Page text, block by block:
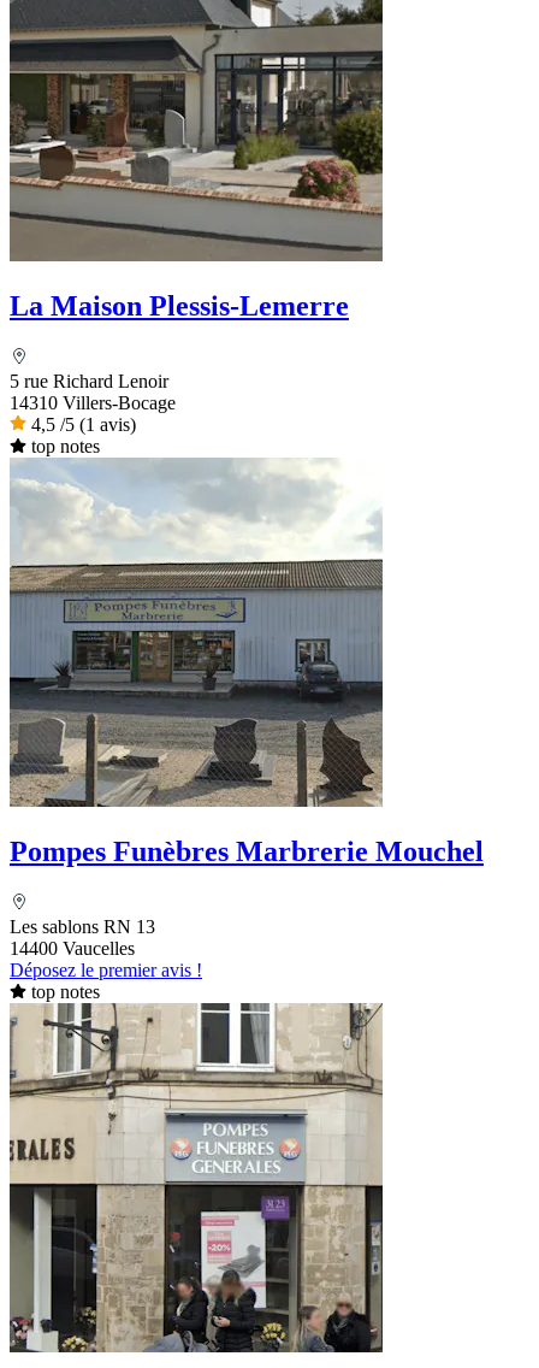
La Maison Plessis-Lemerre
5 rue Richard Lenoir
14310 Villers-Bocage
4,5 /5 (1 avis)
top notes
Pompes Funèbres Marbrerie Mouchel
Les sablons RN 13
14400 Vaucelles
Déposez le premier avis !
top notes